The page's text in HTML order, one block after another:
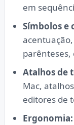
em
Símbolos e
parênteses,
Atalhos de
Mac,
editores de
Ergonomia: